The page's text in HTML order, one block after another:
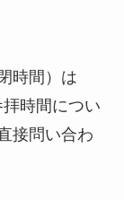
時間）は
時間につい
接問い合わ